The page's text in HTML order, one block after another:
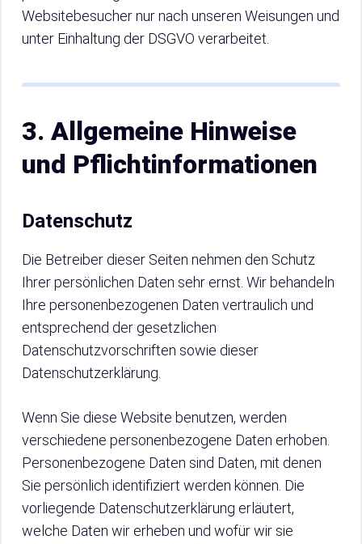
Websitebesucher nur nach unseren Weisungen und
unter Einhaltung der DSGVO verarbeitet.
3. Allgemeine Hinweise
und Pflichtinformationen
Datenschutz
Die Betreiber dieser Seiten nehmen den Schutz
Ihrer persönlichen Daten sehr ernst. Wir behandeln
Ihre personenbezogenen Daten vertraulich und
entsprechend der gesetzlichen
Datenschutzvorschriften sowie dieser
Datenschutzerklärung.
Wenn Sie diese Website benutzen, werden
verschiedene personenbezogene Daten erhoben.
Personenbezogene Daten sind Daten, mit denen
Sie persönlich identifiziert werden können. Die
vorliegende Datenschutzerklärung erläutert,
welche Daten wir erheben und wofür wir sie